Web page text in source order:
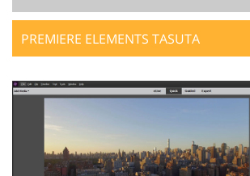
PREMIERE ELEMENTS TASUTA